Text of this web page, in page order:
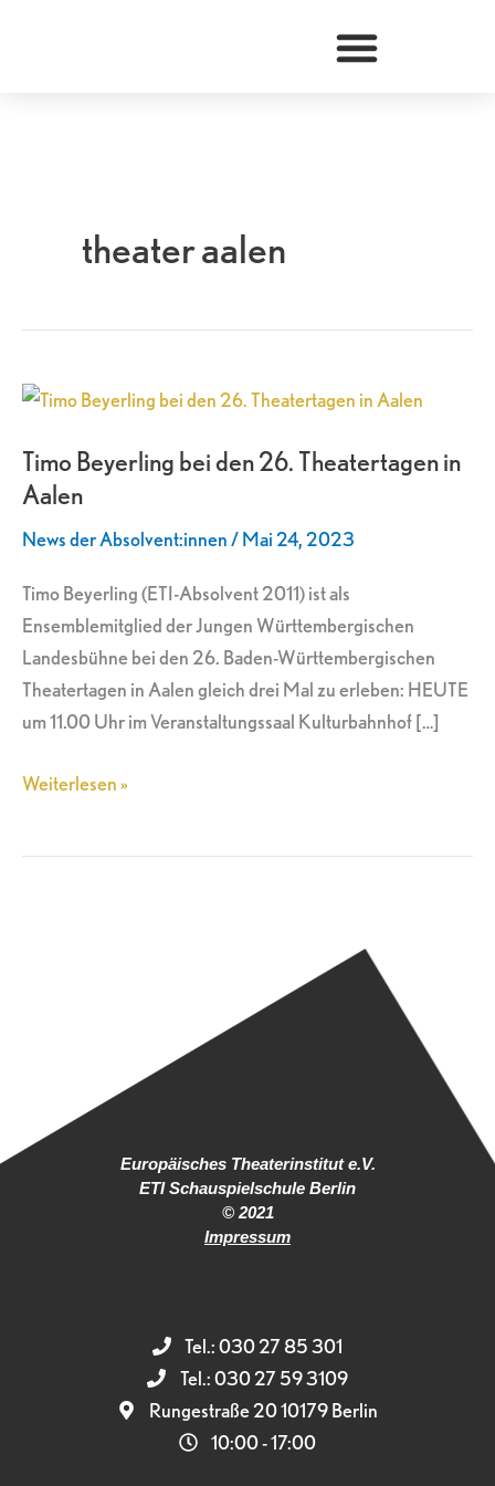
theater aalen
Timo Beyerling bei den 26. Theatertagen in
Aalen
News der Absolvent:innen/Mai 24, 2023
Timo Beyerling (ETI-Absolvent 2011) ist als
Ensemblemitglied der Jungen Württembergischen
Landesbühne bei den 26. Baden-Württembergischen
Theatertagen in Aalen gleich drei Mal zu erleben: HEUTE
um 11.00 Uhr im Veranstaltungssaal Kulturbahnhof […]
Timo
bei
den
in
Aalen
Weiterlesen »
Europäisches Theaterinstitut e.V.
ETI Schauspielschule Berlin
© 2021
Impressum
Tel.: 030 27 85 301
Tel.: 030 27 59 3109
Rungestraße 20 10179 Berlin
10:00 - 17:00